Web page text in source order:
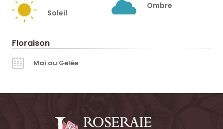
Soleil
Ombre
Floraison
Mai au Gelée